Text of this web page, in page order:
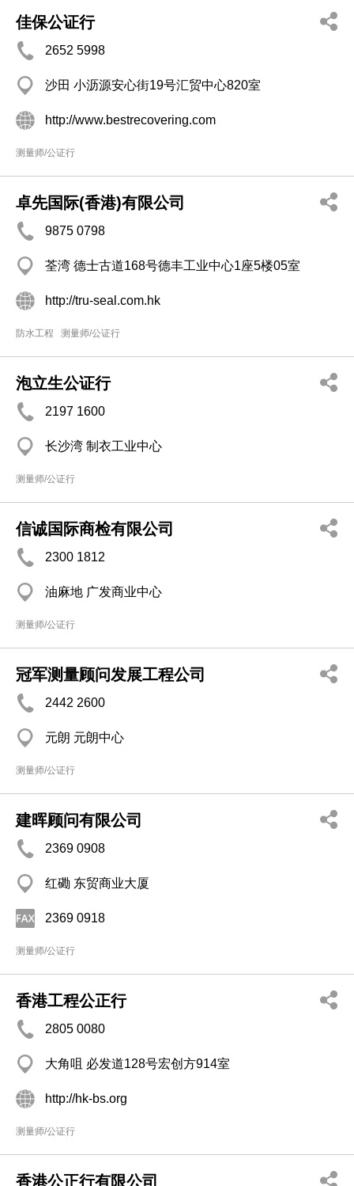
佳保公证行
2652 5998
沙田 小沥源安心街19号汇贸中心820室
http://www.bestrecovering.com
测量师/公证行
卓先国际(香港)有限公司
9875 0798
荃湾 德士古道168号德丰工业中心1座5楼05室
http://tru-seal.com.hk
防水工程 测量师/公证行
泡立生公证行
2197 1600
长沙湾 制衣工业中心
测量师/公证行
信诚国际商检有限公司
2300 1812
油麻地 广发商业中心
测量师/公证行
冠军测量顾问发展工程公司
2442 2600
元朗 元朗中心
测量师/公证行
建晖顾问有限公司
2369 0908
红磡 东贸商业大厦
2369 0918
测量师/公证行
香港工程公正行​
2805 0080
大角咀 必发道128号宏创方914室
http://hk-bs.org
测量师/公证行
香港公正行有限公司